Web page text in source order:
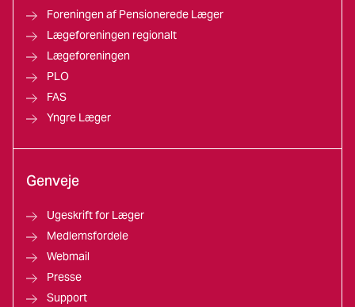
Foreningen af Pensionerede Læger
Lægeforeningen regionalt
Lægeforeningen
PLO
FAS
Yngre Læger
Genveje
Ugeskrift for Læger
Medlemsfordele
Webmail
Presse
Support